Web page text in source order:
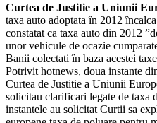
Curtea de Justitie a Uniunii
taxa auto adoptata în 2012
constatat ca taxa auto din 2012
unor vehicule de ocazie
Banii colectati în baza acestei
Potrivit hotnews, doua instante
Curtea de Justitie a Uniunii
solicitau clarificari legate de taxa
instantele au solicitat Curtii sa